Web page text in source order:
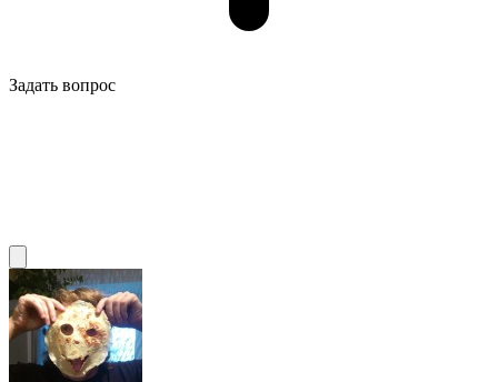
Задать вопрос